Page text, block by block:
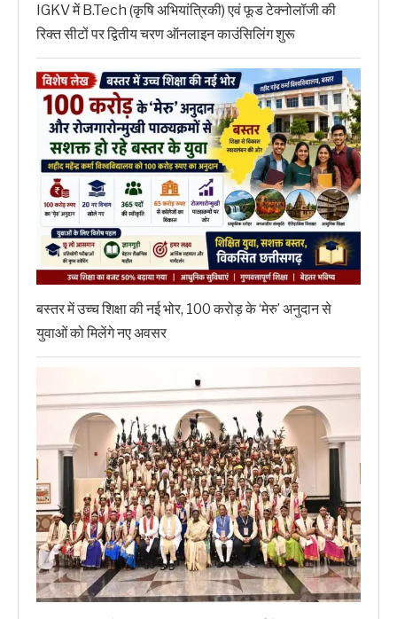
IGKV में B.Tech (कृषि अभियांत्रिकी) एवं फूड टेक्नोलॉजी की
रिक्त सीटों पर द्वितीय चरण ऑनलाइन काउंसिलिंग शुरू
बस्तर में उच्च शिक्षा की नई भोर, 100 करोड़ के ‘मेरु’ अनुदान से
युवाओं को मिलेंगे नए अवसर